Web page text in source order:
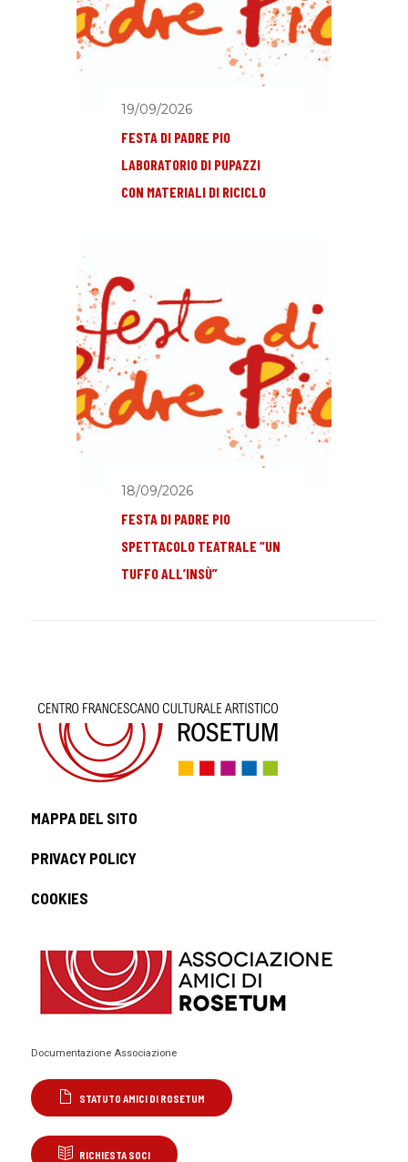
19/09/2026
FESTA DI PADRE PIO
LABORATORIO DI PUPAZZI
CON MATERIALI DI RICICLO
18/09/2026
FESTA DI PADRE PIO
SPETTACOLO TEATRALE “UN
TUFFO ALL’INSÙ”
MAPPA DEL SITO
PRIVACY POLICY
COOKIES
Documentazione Associazione
STATUTO AMICI DI ROSETUM
RICHIESTA SOCI